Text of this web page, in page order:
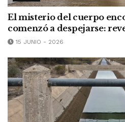
El misterio del cuerpo
comenzó a despejarse:
15 JUNIO - 2026